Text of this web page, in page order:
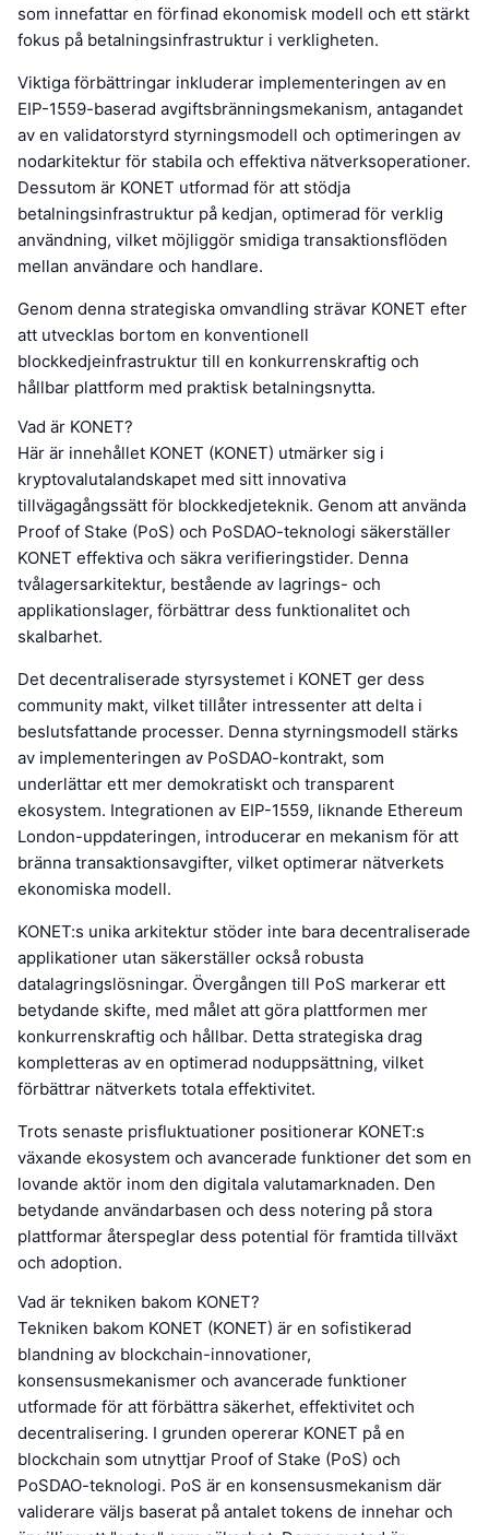
som innefattar en förfinad ekonomisk modell och ett stärkt
fokus på betalningsinfrastruktur i verkligheten.
Viktiga förbättringar inkluderar implementeringen av en
EIP-1559-baserad avgiftsbränningsmekanism, antagandet
av en validatorstyrd styrningsmodell och optimeringen av
nodarkitektur för stabila och effektiva nätverksoperationer.
Dessutom är KONET utformad för att stödja
betalningsinfrastruktur på kedjan, optimerad för verklig
användning, vilket möjliggör smidiga transaktionsflöden
mellan användare och handlare.
Genom denna strategiska omvandling strävar KONET efter
att utvecklas bortom en konventionell
blockkedjeinfrastruktur till en konkurrenskraftig och
hållbar plattform med praktisk betalningsnytta.
Vad är KONET?
Här är innehållet KONET (KONET) utmärker sig i
kryptovalutalandskapet med sitt innovativa
tillvägagångssätt för blockkedjeteknik. Genom att använda
Proof of Stake (PoS) och PoSDAO-teknologi säkerställer
KONET effektiva och säkra verifieringstider. Denna
tvålagersarkitektur, bestående av lagrings- och
applikationslager, förbättrar dess funktionalitet och
skalbarhet.
Det decentraliserade styrsystemet i KONET ger dess
community makt, vilket tillåter intressenter att delta i
beslutsfattande processer. Denna styrningsmodell stärks
av implementeringen av PoSDAO-kontrakt, som
underlättar ett mer demokratiskt och transparent
ekosystem. Integrationen av EIP-1559, liknande Ethereum
London-uppdateringen, introducerar en mekanism för att
bränna transaktionsavgifter, vilket optimerar nätverkets
ekonomiska modell.
KONET:s unika arkitektur stöder inte bara decentraliserade
applikationer utan säkerställer också robusta
datalagringslösningar. Övergången till PoS markerar ett
betydande skifte, med målet att göra plattformen mer
konkurrenskraftig och hållbar. Detta strategiska drag
kompletteras av en optimerad noduppsättning, vilket
förbättrar nätverkets totala effektivitet.
Trots senaste prisfluktuationer positionerar KONET:s
växande ekosystem och avancerade funktioner det som en
lovande aktör inom den digitala valutamarknaden. Den
betydande användarbasen och dess notering på stora
plattformar återspeglar dess potential för framtida tillväxt
och adoption.
Vad är tekniken bakom KONET?
Tekniken bakom KONET (KONET) är en sofistikerad
blandning av blockchain-innovationer,
konsensusmekanismer och avancerade funktioner
utformade för att förbättra säkerhet, effektivitet och
decentralisering. I grunden opererar KONET på en
blockchain som utnyttjar Proof of Stake (PoS) och
PoSDAO-teknologi. PoS är en konsensusmekanism där
validerare väljs baserat på antalet tokens de innehar och